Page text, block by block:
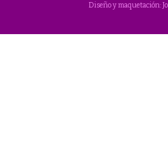
Diseño y maquetación: